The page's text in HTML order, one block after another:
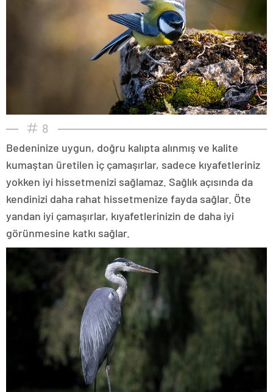
8
Bedeninize uygun, doğru kalıpta alınmış ve kalite
kumaştan üretilen iç çamaşırlar, sadece kıyafetleriniz
yokken iyi hissetmenizi sağlamaz. Sağlık açısında da
kendinizi daha rahat hissetmenize fayda sağlar. Öte
yandan iyi çamaşırlar, kıyafetlerinizin de daha iyi
görünmesine katkı sağlar.